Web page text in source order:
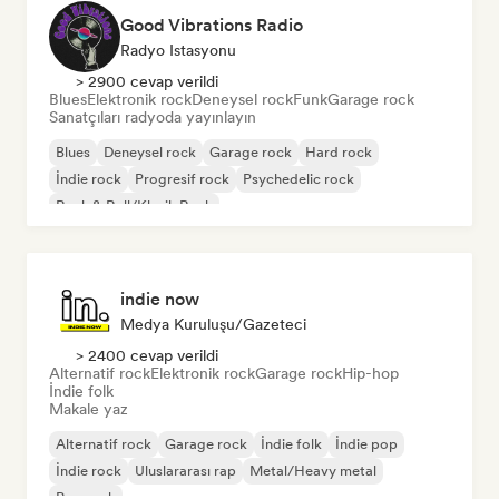
Good Vibrations Radio
Radyo Istasyonu
> 2900 cevap verildi
BluesElektronik rockDeneysel rockFunkGarage rock
Sanatçıları radyoda yayınlayın
Blues Deneysel rock Garage rock
Hard rock
İndie rock
Progresif rock
Psychedelic rock
Rock & Roll/Klasik Rock
indie now
Medya Kuruluşu/Gazeteci
> 2400 cevap verildi
Alternatif rockElektronik rockGarage rockHip-hop
İndie folk
Makale yaz
Alternatif rock Garage rock İndie folk
İndie pop
İndie rock
Uluslararası rap
Metal/Heavy metal